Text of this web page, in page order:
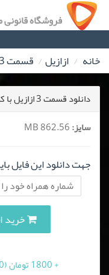
فروشگاه
خانه ازازیل قسمت 3 ازازیل
دانلود قسمت 3 ازازیل با کیفیت 1080
سایز:
جهت دانلود این فایل
خرید این
+ 1800 تومان (10 درصد مالیات بر ارزش افزوده)